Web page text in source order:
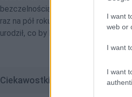
I want
web or
I want
I want
bezczelnością
raz na pół roku/rok zbiórkę mimo
urodził, co by każdemu dogodził.
Ciekawostki